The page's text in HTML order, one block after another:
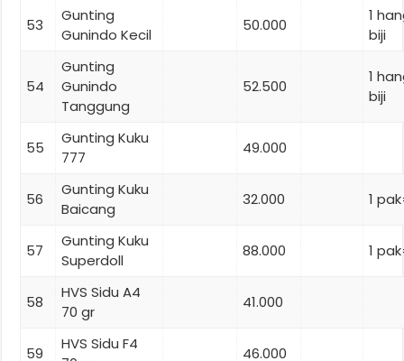
53
Gunting
Gunindo Kecil
50.000
1
biji
54
Gunting
Gunindo
Tanggung
52.500
1
biji
55
Gunting Kuku
777
49.000
56
Gunting Kuku
Baicang
32.000 1
57
Gunting Kuku
Superdoll
88.000 1
58
HVS Sidu A4
70 gr
41.000
59
HVS Sidu F4
46.000